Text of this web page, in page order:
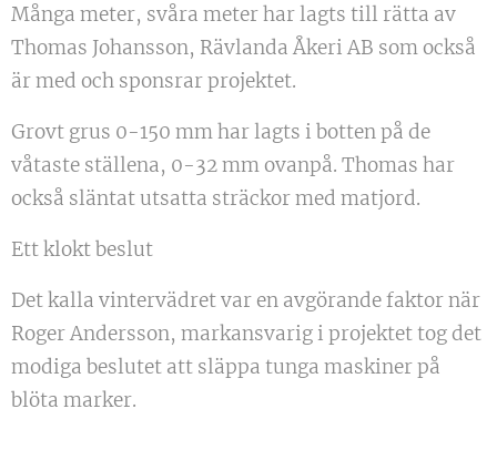
Många meter, svåra meter har lagts till rätta av
Thomas Johansson, Rävlanda Åkeri AB som också
är med och sponsrar projektet.
Grovt grus 0-150 mm har lagts i botten på de
våtaste ställena, 0-32 mm ovanpå. Thomas har
också släntat utsatta sträckor med matjord.
Ett klokt beslut
Det kalla vintervädret var en avgörande faktor när
Roger Andersson, markansvarig i projektet tog det
modiga beslutet att släppa tunga maskiner på
blöta marker.